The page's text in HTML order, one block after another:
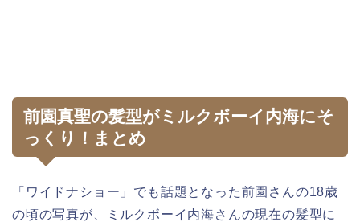
前園真聖の髪型がミルクボーイ内海にそ
っくり！まとめ
「ワイドナショー」でも話題となった前園さんの18歳
の頃の写真が、ミルクボーイ内海さんの現在の髪型に